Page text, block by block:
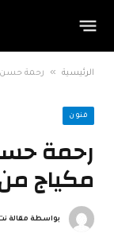
الرئيسية » رحمة حسن
فنون
رحمة
مكياج
بواسطة مقالة